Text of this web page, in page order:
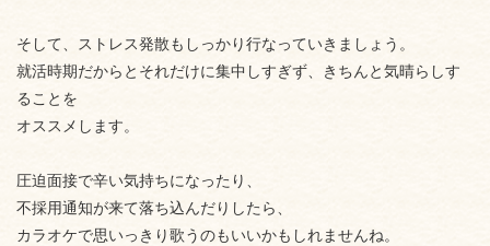
そして、ストレス発散もしっかり行なっていきましょう。
就活時期だからとそれだけに集中しすぎず、きちんと気晴らしす
ることを
オススメします。
圧迫面接で辛い気持ちになったり、
不採用通知が来て落ち込んだりしたら、
カラオケで思いっきり歌うのもいいかもしれませんね。